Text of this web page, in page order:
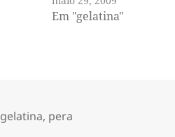
Em "gelatina"
Categorias
gelatina, pera